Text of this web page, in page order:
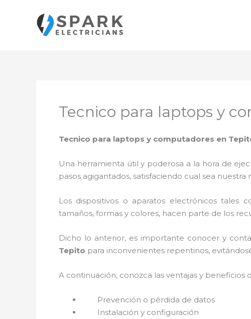
contenido
Tecnico para laptops y
Tecnico para laptops y computadores en
Una herramienta útil y poderosa a la hora de
pasos agigantados, satisfaciendo cual sea nuestra
Los dispositivos o aparatos electrónicos tales
tamaños, formas y colores, hacen parte de los
Dicho lo anterior, es importante conocer y
Tepito para inconvenientes repentinos,
A continuación, conozca las ventajas y beneficios
Prevención o pérdida de datos
Instalación y configuración